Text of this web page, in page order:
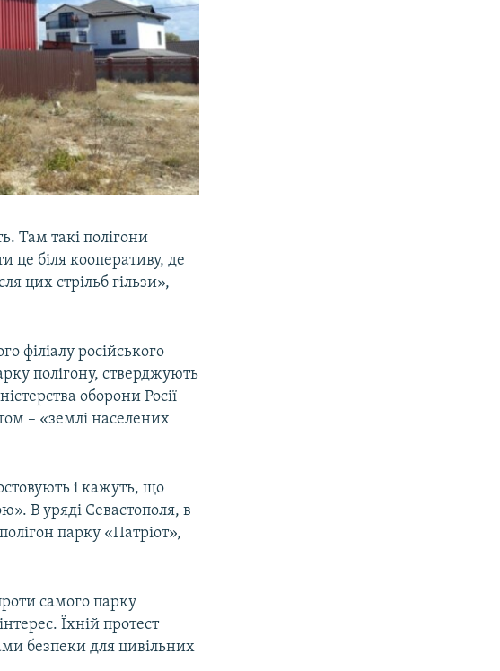
Там такі полігони
це біля кооперативу, де
цих стрільб гільзи», –
філіалу російського
полігону, стверджують
оборони Росії
– «землі населених
і кажуть, що
В уряді Севастополя, в
парку «Патріот»,
самого парку
Їхній протест
безпеки для цивільних